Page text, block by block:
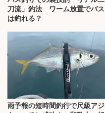
刀流」釣法 ワーム放置でバス
は釣れる？
雨予報の短時間釣行で尺級アジ